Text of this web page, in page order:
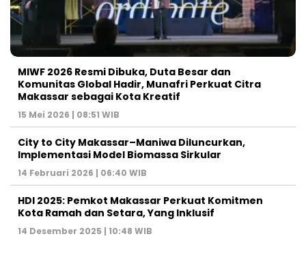
MIWF 2026 Resmi Dibuka, Duta Besar dan
Komunitas Global Hadir, Munafri Perkuat Citra
Makassar sebagai Kota Kreatif
15 Mei 2026 | 08:51 WIB
City to City Makassar–Maniwa Diluncurkan,
Implementasi Model Biomassa Sirkular
14 Februari 2026 | 06:40 WIB
HDI 2025: Pemkot Makassar Perkuat Komitmen
Kota Ramah dan Setara, Yang Inklusif
14 Desember 2025 | 10:48 WIB